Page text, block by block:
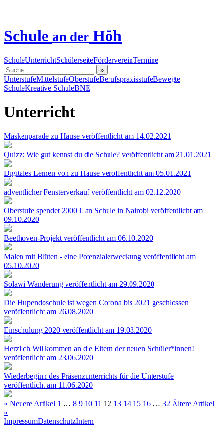
Schule an der Höh
SchuleUnterrichtSchülerseiteFördervereinTermine
»
UnterstufeMittelstufeOberstufeBerufspraxisstufeBewegte
SchuleKreative SchuleBNE
Unterricht
Maskenparade zu Hause veröffentlicht am 14.02.2021
Quizz: Wie gut kennst du die Schule? veröffentlicht am 21.01.2021
Digitales Lernen von zu Hause veröffentlicht am 05.01.2021
adventlicher Fensterverkaufveröffentlicht am 02.12.2020
Oberstufe spendet 2000 € an Schule in Nairobi veröffentlicht am
09.10.2020
Beethoven-Projekt veröffentlicht am 06.10.2020
Malen mit Blüten - eine Potenzialerweckung veröffentlicht am
05.10.2020
Solawi Wanderung veröffentlicht am 29.09.2020
Die Hupendoschule ist wegen Corona bis 2021 geschlossen
veröffentlicht am 26.08.2020
Einschulung 2020 veröffentlicht am 19.08.2020
Herzlich Willkommen an die Eltern der neuen Schüler*innen!
veröffentlicht am 23.06.2020
Wiederbeginn des Präsenzunterrichts für die Unterstufe
veröffentlicht am 11.06.2020
« Neuere Artikel 1 … 8 9 10 11 12 13 14 15 16 … 32 Ältere Artikel
»
ImpressumDatenschutzIntern